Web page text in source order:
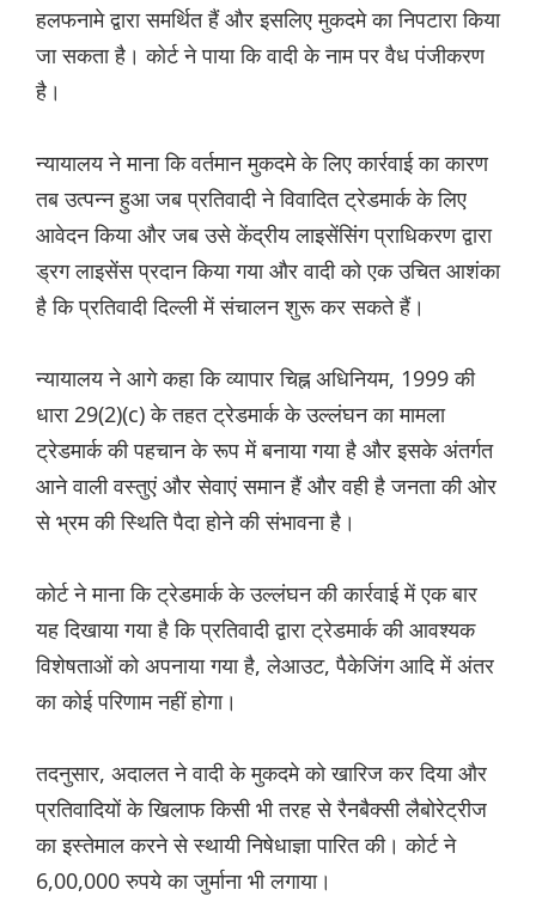
हलफनामे द्वारा समर्थित हैं और इसलिए मुकदमे का निपटारा किया
जा सकता है। कोर्ट ने पाया कि वादी के नाम पर वैध पंजीकरण
है।
न्यायालय ने माना कि वर्तमान मुकदमे के लिए कार्रवाई का कारण
तब उत्पन्न हुआ जब प्रतिवादी ने विवादित ट्रेडमार्क के लिए
आवेदन किया और जब उसे केंद्रीय लाइसेंसिंग प्राधिकरण द्वारा
ड्रग लाइसेंस प्रदान किया गया और वादी को एक उचित आशंका
है कि प्रतिवादी दिल्ली में संचालन शुरू कर सकते हैं।
न्यायालय ने आगे कहा कि व्यापार चिह्न अधिनियम, 1999 की
धारा 29(2)(c) के तहत ट्रेडमार्क के उल्लंघन का मामला
ट्रेडमार्क की पहचान के रूप में बनाया गया है और इसके अंतर्गत
आने वाली वस्तुएं और सेवाएं समान हैं और वही है जनता की ओर
से भ्रम की स्थिति पैदा होने की संभावना है।
कोर्ट ने माना कि ट्रेडमार्क के उल्लंघन की कार्रवाई में एक बार
यह दिखाया गया है कि प्रतिवादी द्वारा ट्रेडमार्क की आवश्यक
विशेषताओं को अपनाया गया है, लेआउट, पैकेजिंग आदि में अंतर
का कोई परिणाम नहीं होगा।
तदनुसार, अदालत ने वादी के मुकदमे को खारिज कर दिया और
प्रतिवादियों के खिलाफ किसी भी तरह से रैनबैक्सी लैबोरेट्रीज
का इस्तेमाल करने से स्थायी निषेधाज्ञा पारित की। कोर्ट ने
6,00,000 रुपये का जुर्माना भी लगाया।